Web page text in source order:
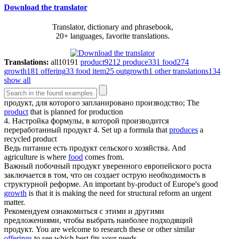
Download the translator
Translator, dictionary and phrasebook,
20+ languages, favorite translations.
Translations: all10191 product9212 produce331 food274
growth181 offering33 food item25 outgrowth1 other translations134
show all
продукт, для которого запланировано производство; The
productthat is planned for production
4. Настройка формулы, в которой производится
переработанный продукт 4. Set up a formula thatproduces a
recycled product
Ведь питание есть продукт сельского хозяйства. And
agriculture is where food comes from.
Важный побочный продукт уверенного европейского роста
заключается в том, что он создает острую необходимость в
структурной реформе. An important by-product of Europe's good
growth is that it is making the need for structural reform an urgent
matter.
Рекомендуем ознакомиться с этими и другими
предложениями, чтобы выбрать наиболее подходящий
продукт. You are welcome to research these or other similar